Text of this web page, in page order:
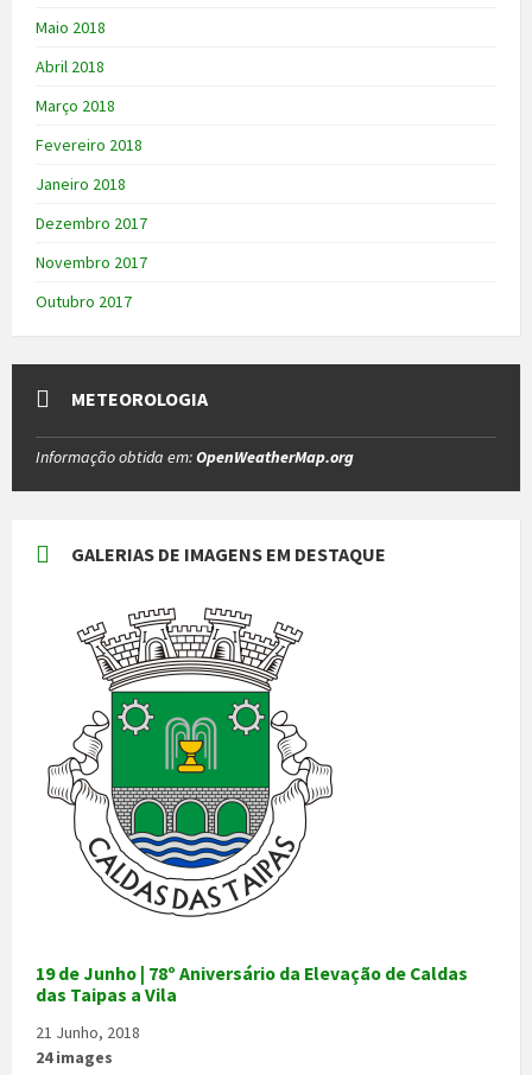
Maio 2018
Abril 2018
Março 2018
Fevereiro 2018
Janeiro 2018
Dezembro 2017
Novembro 2017
Outubro 2017
METEOROLOGIA
Informação obtida em:OpenWeatherMap.org
GALERIAS DE IMAGENS EM DESTAQUE
19 de Junho | 78º Aniversário da Elevação de Caldas
das Taipas a Vila
21 Junho, 2018
24 images